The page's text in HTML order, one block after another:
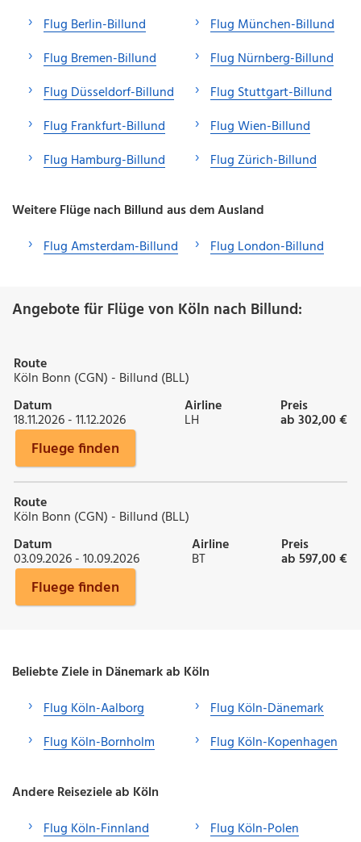
Flug Berlin-Billund
Flug Bremen-Billund
Flug Düsseldorf-Billund
Flug Frankfurt-Billund
Flug Hamburg-Billund
Flug München-Billund
Flug Nürnberg-Billund
Flug Stuttgart-Billund
Flug Wien-Billund
Flug Zürich-Billund
Weitere Flüge nach Billund aus dem Ausland
Flug Amsterdam-Billund
Flug London-Billund
Angebote für Flüge von Köln nach Billund:
Route
Köln Bonn (CGN) - Billund (BLL)
Datum
18.11.2026 - 11.12.2026
Airline
LH
Preis
ab 302,00 €
Fluege finden
Route
Köln Bonn (CGN) - Billund (BLL)
Datum
03.09.2026 - 10.09.2026
Airline
BT
Preis
ab 597,00 €
Fluege finden
Beliebte Ziele in Dänemark ab Köln
Flug Köln-Aalborg
Flug Köln-Bornholm
Flug Köln-Dänemark
Flug Köln-Kopenhagen
Andere Reiseziele ab Köln
Flug Köln-Finnland
Flug Köln-Polen